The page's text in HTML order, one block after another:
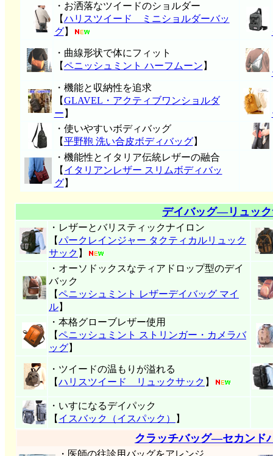
・お洒落なツイードのショルダー
【ハリスツイード ミニショルダーバッ
グ】
・曲線形状で体にフィット
【ペニッシュミント ハーフムーン 】
・機能と収納性を追求
【GLAVEL・アクティブワンショルダ
ー 】
・使いやすいボディバッグ
【平野鞄 洗い合皮ボディバッグ】
・機能性とイタリア伝統レザーの融合
【 イタリアンレザー スリムボディバッ
グ】
デイバッグ―リュッ
・レザーとバリスティックナイロン
【パークレインジャー タクティカルリュック
サック 】
・オーソドックスなティアドロップ型のデイ
バック
【ペニッシュミント レザーデイバッグ マイ
ル】
・本格グローブレザー使用
【ペニッシュミント ストリンガー・カメラバ
ッグ】
・ツイードの温もりが溢れる
【ハリスツイード リュックサック 】
・いすになるデイパック
【 イスバック（イスパック） 】
クラッチバッグ―セカンド
・医師の往診用バッグをアレンジ